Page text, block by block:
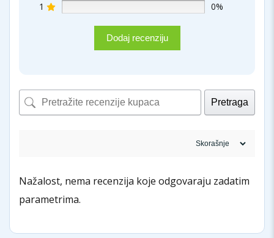
1
0%
Dodaj recenziju
Pretraga
Nažalost, nema recenzija koje odgovaraju zadatim
parametrima.